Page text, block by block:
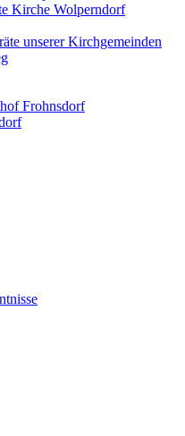
Kirche Wolperndorf
unserer Kirchgemeinden
Frohnsdorf